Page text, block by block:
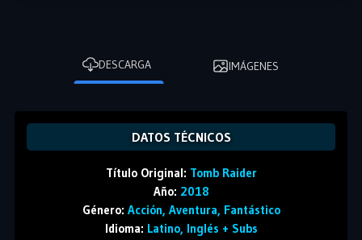
DESCARGA IMÁGENES
DATOS TÉCNICOS
Título Original: Tomb Raider
Año: 2018
Género: Acción, Aventura, Fantástico
Idioma: Latino, Inglés + Subs